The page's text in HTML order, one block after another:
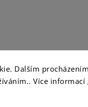
Dalším
Více informací